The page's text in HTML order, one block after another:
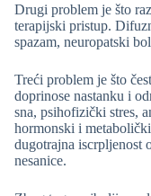
Drugi problem je što
terapijski pristup.
spazam, neuropatski
Treći problem je što
doprinose nastanku i
sna, psihofizički stres,
hormonski i
dugotrajna iscrpljenost
nesanice.